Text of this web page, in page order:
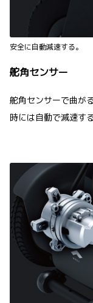
安全に自動減速する。
舵角センサー
舵角センサーで曲が
時には自動で減速す